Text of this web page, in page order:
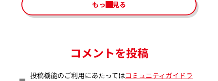
もっと見る
コメントを投稿
投稿機能のご利用にあたってはコミュニティガイドラ